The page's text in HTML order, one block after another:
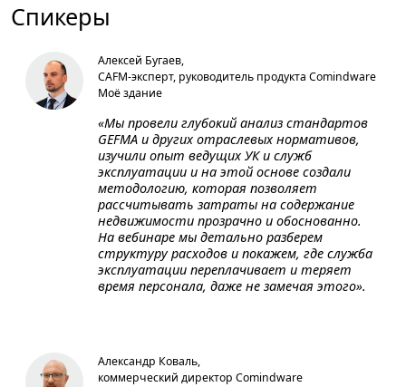
Спикеры
Алексей Бугаев,
CAFM-эксперт, руководитель продукта Comindware
Моё здание
«Мы провели глубокий анализ стандартов
GEFMA и других отраслевых нормативов,
изучили опыт ведущих УК и служб
эксплуатации и на этой основе создали
методологию, которая позволяет
рассчитывать затраты на содержание
недвижимости прозрачно и обоснованно.
На вебинаре мы детально разберем
структуру расходов и покажем, где служба
эксплуатации переплачивает и теряет
время персонала, даже не замечая этого».
Александр Коваль,
коммерческий директор Comindware